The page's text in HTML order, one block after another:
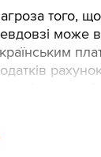
того,
може
у цю